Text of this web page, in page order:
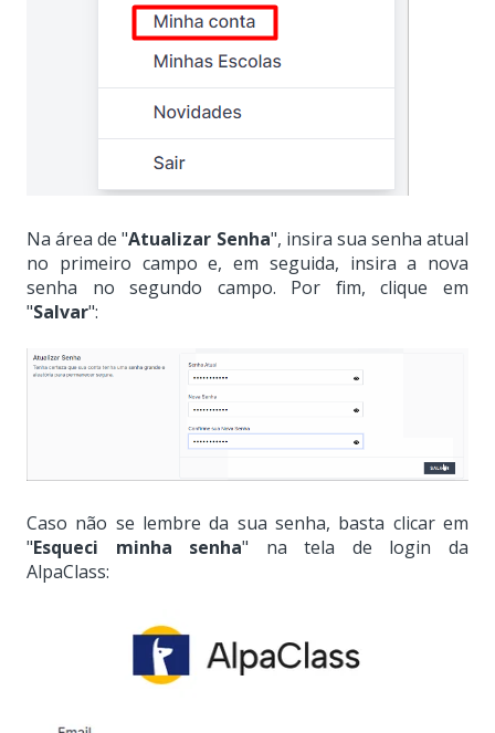
Na área de "Atualizar Senha", insira sua senha atual
no primeiro campo e, em seguida, insira a nova
senha no segundo campo. Por fim, clique em
"Salvar":
Caso não se lembre da sua senha, basta clicar em
"Esqueci minha senha" na tela de login da
AlpaClass: